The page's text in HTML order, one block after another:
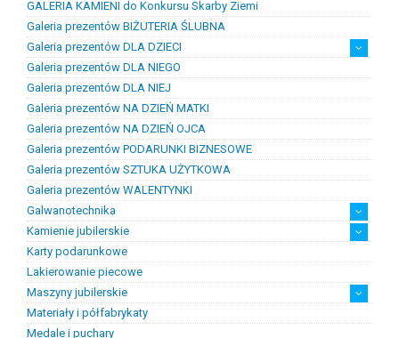
GALERIA KAMIENI do Konkursu Skarby Ziemi
Galeria prezentów BIŻUTERIA ŚLUBNA
Galeria prezentów DLA DZIECI
Prezenty na chrzest i narodziny dzieci
Prezenty na komunię
Galeria prezentów DLA NIEGO
Galeria prezentów DLA NIEJ
Galeria prezentów NA DZIEŃ MATKI
Galeria prezentów NA DZIEŃ OJCA
Galeria prezentów PODARUNKI BIZNESOWE
Galeria prezentów SZTUKA UŻYTKOWA
Galeria prezentów WALENTYNKI
Galwanotechnika
kąpiele
osprzęt
Kamienie jubilerskie
Bursztyn
Kamienie jubilersko-ozdobne
Kamienie syntetyczne
Kamienie szlachetne
Karty podarunkowe
Lakierowanie piecowe
Maszyny jubilerskie
diamenciarki, tokarki itp
inne
linia odlewnicza
maszyny do bursztynu
myjki ultradżwiękowe
polerowanie, szlifowanie
silniki jubilerskie
walcarki, prasy itp
Materiały i półfabrykaty
Medale i puchary